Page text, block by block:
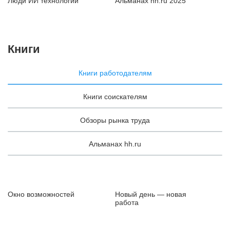
Книги
Книги работодателям
Книги соискателям
Обзоры рынка труда
Альманах hh.ru
Окно возможностей
Новый день — новая
работа